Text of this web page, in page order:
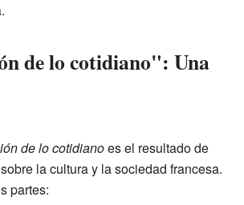
de lo cotidiano": Una
de lo cotidianoes el resultado de
la cultura y la sociedad francesa.
partes: